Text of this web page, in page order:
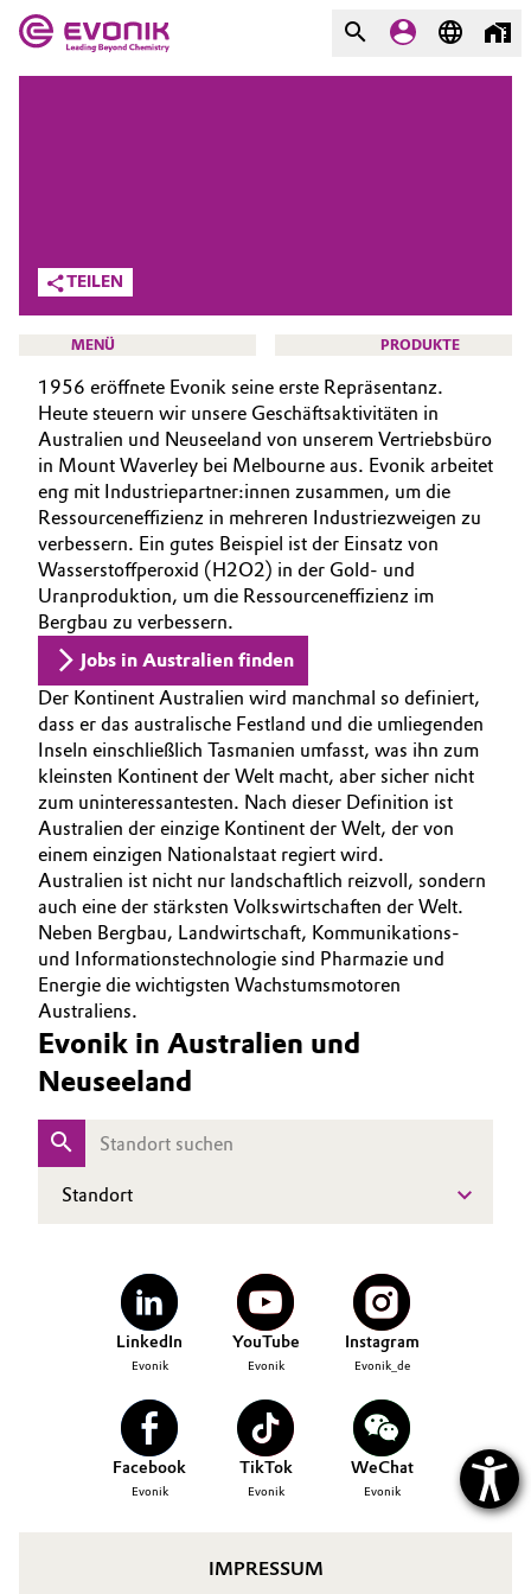
Additive Manufacturing
Adhesives & Sealants
Aerospace
Agriculture
Animal Nutrition & Health
Automotive & Transportation
Battery
Building, Construction & Infrastructure
Catalysts
Chemical Industry
Circular Economy
Coatings, Paints & Printing
Composites
Consumer Goods & Lifestyle
Energy, Environment & Utilities
Green Hydrogen
Home Care & Cleaning
Industrial Manufacturing & Machinery
Lubricants & Lubricant Additives
Was uns antreibt
Über Evonik
We go beyond
Innovation
Purpose
BVB Partnerschaft
Geschichte
Struktur & Organisation
Vorstand
Aufsichtsrat
Struktur
Business Lines
Weltweite Standorte
ESHQ
Einkauf
Governance & Compliance
Allgemeine Verkaufs- und Lieferbedingungen
(AVB)
Karriere
Investor Relations
Medien
TEILEN
MENÜ PRODUKTE
KARRIERE
JOBSUCHE
MÖGLICHKEITEN
WARUM EVONIK
AUSBILDUNG
BEWERBUNG
INTERNATIONALE ARBEITSKULTUR
1956 eröffnete Evonik seine erste Repräsentanz.
Heute steuern wir unsere Geschäftsaktivitäten in
Australien und Neuseeland von unserem Vertriebsbüro
in Mount Waverley bei Melbourne aus. Evonik arbeitet
eng mit Industriepartner:innen zusammen, um die
Ressourceneffizienz in mehreren Industriezweigen zu
verbessern. Ein gutes Beispiel ist der Einsatz von
Wasserstoffperoxid (H2O2) in der Gold- und
Uranproduktion, um die Ressourceneffizienz im
Bergbau zu verbessern.
Jobs in Australien finden
Der Kontinent Australien wird manchmal so definiert,
dass er das australische Festland und die umliegenden
Inseln einschließlich Tasmanien umfasst, was ihn zum
kleinsten Kontinent der Welt macht, aber sicher nicht
zum uninteressantesten. Nach dieser Definition ist
Australien der einzige Kontinent der Welt, der von
einem einzigen Nationalstaat regiert wird.
Australien ist nicht nur landschaftlich reizvoll, sondern
auch eine der stärksten Volkswirtschaften der Welt.
Neben Bergbau, Landwirtschaft, Kommunikations-
und Informationstechnologie sind Pharmazie und
Energie die wichtigsten Wachstumsmotoren
Australiens.
Evonik in Australien und
Neuseeland
Standort
LinkedIn
Evonik
YouTube
Evonik
Instagram
Evonik_de
Facebook
Evonik
TikTok
Evonik
WeChat
Evonik
IMPRESSUM